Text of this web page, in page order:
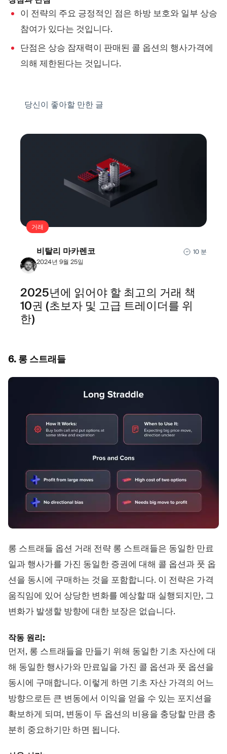
이 전략의 주요 긍정적인 점은 하방 보호와 일부 상승
참여가 있다는 것입니다.
단점은 상승 잠재력이 판매된 콜 옵션의 행사가격에
의해 제한된다는 것입니다.
당신이 좋아할 만한 글
거래
비탈리 마카렌코
2024년 9월 25일
10 분
2025년에 읽어야 할 최고의 거래 책
10권 (초보자 및 고급 트레이더를 위
한)
6. 롱 스트래들
롱 스트래들 옵션 거래 전략 롱 스트래들은 동일한 만료
일과 행사가를 가진 동일한 증권에 대해 콜 옵션과 풋 옵
션을 동시에 구매하는 것을 포함합니다. 이 전략은 가격
움직임에 있어 상당한 변화를 예상할 때 실행되지만, 그
변화가 발생할 방향에 대한 보장은 없습니다.
작동 원리:
먼저, 롱 스트래들을 만들기 위해 동일한 기초 자산에 대
해 동일한 행사가와 만료일을 가진 콜 옵션과 풋 옵션을
동시에 구매합니다. 이렇게 하면 기초 자산 가격의 어느
방향으로든 큰 변동에서 이익을 얻을 수 있는 포지션을
확보하게 되며, 변동이 두 옵션의 비용을 충당할 만큼 충
분히 중요하기만 하면 됩니다.